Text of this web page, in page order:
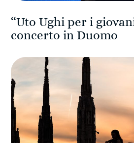
“Uto Ughi per i
concerto in Duomo